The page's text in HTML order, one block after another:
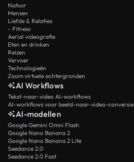
Natuur
Mensen
Liefde & Relaties
- Fitness
Aerial videografie
Eten en drinken
Reizen
Vervoer
Technologieën
Zoom virtuele achtergronden
AI Workflows
Tekst-naar-video AI-workflows
AI-workflows voor beeld-naar-video-conversie
AI-modellen
Google Gemini Omni Flash
Google Nano Banana 2
Google Nano Banana 2 Lite
Seedance 2.0
Seedance 2.0 Fast